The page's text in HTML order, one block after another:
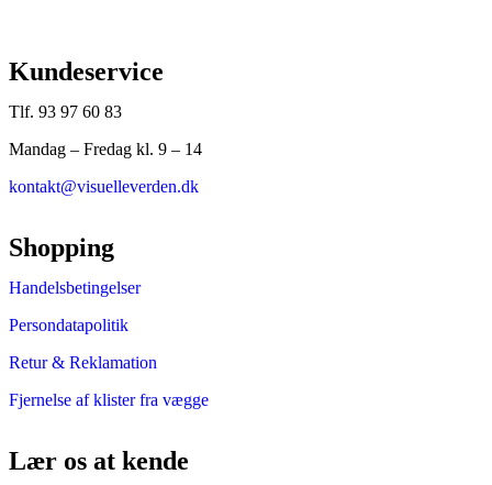
Kundeservice
Tlf. 93 97 60 83
Mandag – Fredag kl. 9 – 14
kontakt@visuelleverden.dk
Shopping
Handelsbetingelser
Persondatapolitik
Retur & Reklamation
Fjernelse af klister fra vægge
Lær os at kende